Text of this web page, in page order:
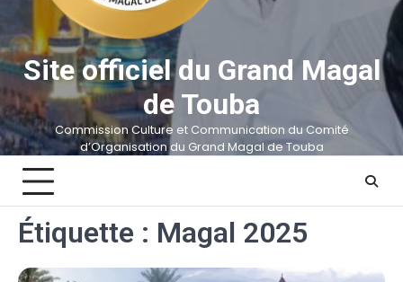
Site officiel du Grand Magal
de Touba
Commission Culture et Communication du Comité
d’Organisation du Grand Magal de Touba
Étiquette : Magal 2025